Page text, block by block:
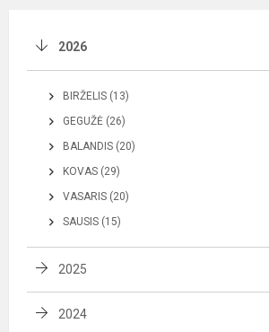
2026
BIRŽELIS (13)
GEGUŽĖ (26)
BALANDIS (20)
KOVAS (29)
VASARIS (20)
SAUSIS (15)
2025
2024